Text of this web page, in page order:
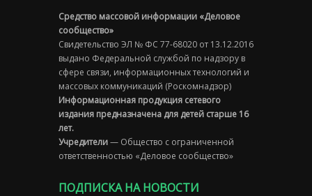
Средство массовой информации «Деловое
сообщество»
Свидетельство ЭЛ № ФС 77-68020 от 13.12.2016
выдано Федеральной службой по надзору в
сфере связи, информационных технологий и
массовых коммуникаций (Роскомнадзор)
Информационная продукция сетевого
издания предназначена для детей старше 16
лет.
Учредители— Общество с ограниченной
ответственностью «Деловое сообщество»
ПОДПИСКА НА НОВОСТИ